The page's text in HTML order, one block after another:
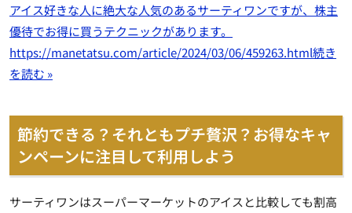
アイス好きな人に絶大な人気のあるサーティワンですが、株主
優待でお得に買うテクニックがあります。
https://manetatsu.com/article/2024/03/06/459263.html続き
を読む »
節約できる？それともプチ贅沢？お得なキャ
ンペーンに注目して利用しよう
サーティワンはスーパーマーケットのアイスと比較しても割高